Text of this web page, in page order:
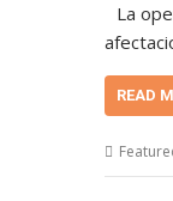
La
READ